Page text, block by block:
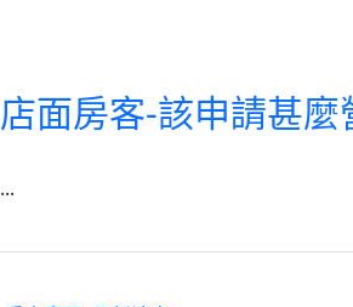
店面房客-該申請甚麼
...